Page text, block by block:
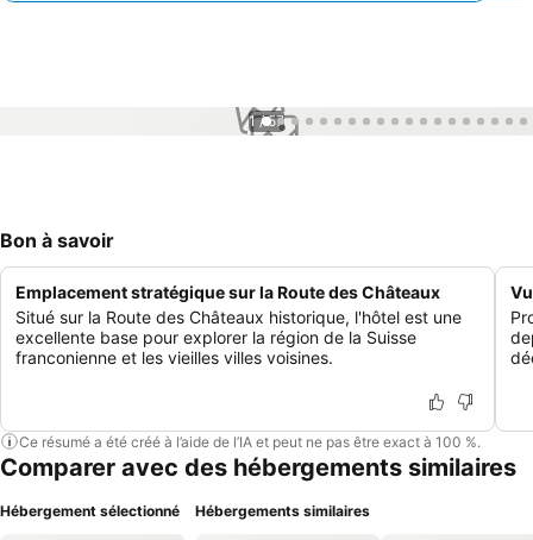
1 / 57
Bon à savoir
Emplacement stratégique sur la Route des Châteaux
Situé sur la Route des Châteaux historique, l'hôtel est une
excellente base pour explorer la région de la Suisse
franconienne et les vieilles villes voisines.
Ce résumé a été créé à l’aide de l’IA et peut ne pas être exact à 100 %.
Comparer avec des hébergements similaires
Hébergement sélectionné Hébergements similaires